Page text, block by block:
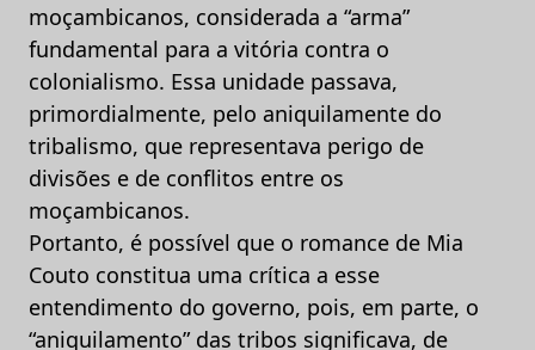
moçambicanos, considerada a “arma”
fundamental para a vitória contra o
colonialismo. Essa unidade passava,
primordialmente, pelo aniquilamente do
tribalismo, que representava perigo de
divisões e de conflitos entre os
moçambicanos.
Portanto, é possível que o romance de Mia
Couto constitua uma crítica a esse
entendimento do governo, pois, em parte, o
“aniquilamento” das tribos significava, de